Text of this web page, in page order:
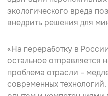
экологического вреда
внедрить решения для
«На переработку в
остальное отправляется
проблема отрасли –
современных